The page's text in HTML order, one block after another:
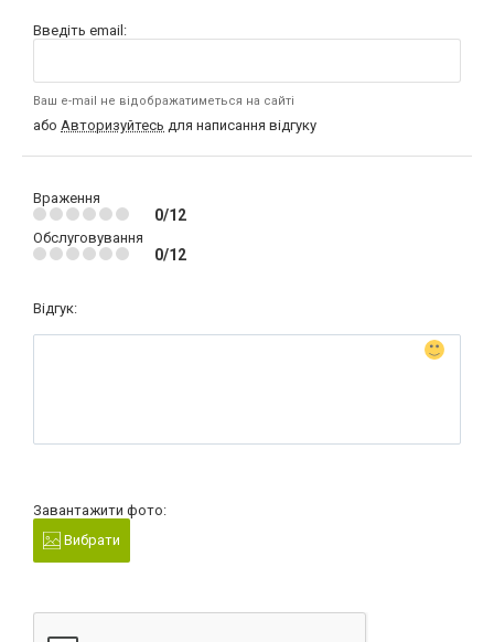
Введіть email:
Ваш e-mail не відображатиметься на сайті
або Авторизуйтесь для написання відгуку
Враження
0/12
Обслуговування
0/12
Відгук:
Завантажити фото:
Вибрати